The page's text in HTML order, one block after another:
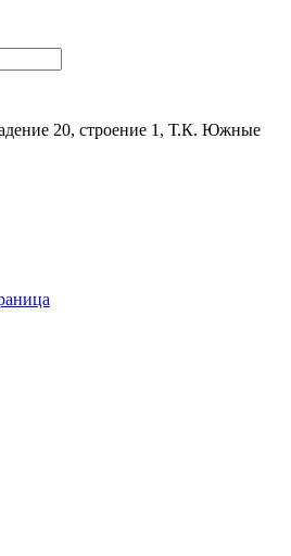
20, строение 1, Т.К. Южные